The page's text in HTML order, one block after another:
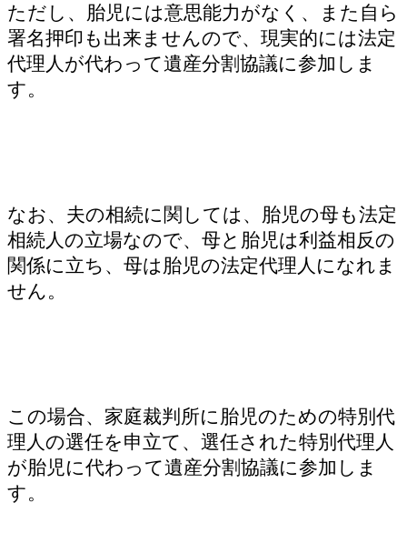
ただし、胎児には意思能力がなく、また自ら
署名押印も出来ませんので、現実的には法定
代理人が代わって遺産分割協議に参加しま
す。
なお、夫の相続に関しては、胎児の母も法定
相続人の立場なので、母と胎児は利益相反の
関係に立ち、母は胎児の法定代理人になれま
せん。
この場合、家庭裁判所に胎児のための特別代
理人の選任を申立て、選任された特別代理人
が胎児に代わって遺産分割協議に参加しま
す。